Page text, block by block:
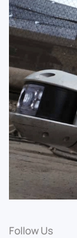
Follow Us